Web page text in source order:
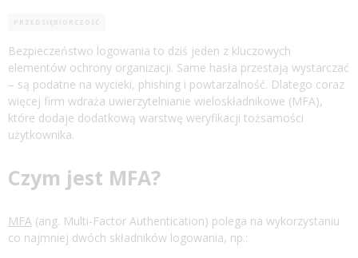
PRZEDSIĘBIORCZOŚĆ
Bezpieczeństwo logowania to dziś jeden z kluczowych
elementów ochrony organizacji. Same hasła przestają wystarczać
– są podatne na wycieki, phishing i powtarzalność. Dlatego coraz
więcej firm wdraża uwierzytelnianie wieloskładnikowe (MFA),
które dodaje dodatkową warstwę weryfikacji tożsamości
użytkownika.
Czym jest MFA?
MFA (ang. Multi-Factor Authentication) polega na wykorzystaniu
co najmniej dwóch składników logowania, np.: